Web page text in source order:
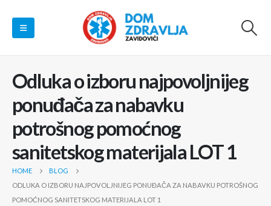
Odluka o izboru najpovoljnijeg
ponuđača za nabavku
potrošnog pomoćnog
sanitetskog materijala LOT 1
HOME
BLOG
ODLUKA O IZBORU NAJPOVOLJNIJEG PONUĐAČA ZA NABAVKU POTROŠNOG
POMOĆNOG SANITETSKOG MATERIJALA LOT 1